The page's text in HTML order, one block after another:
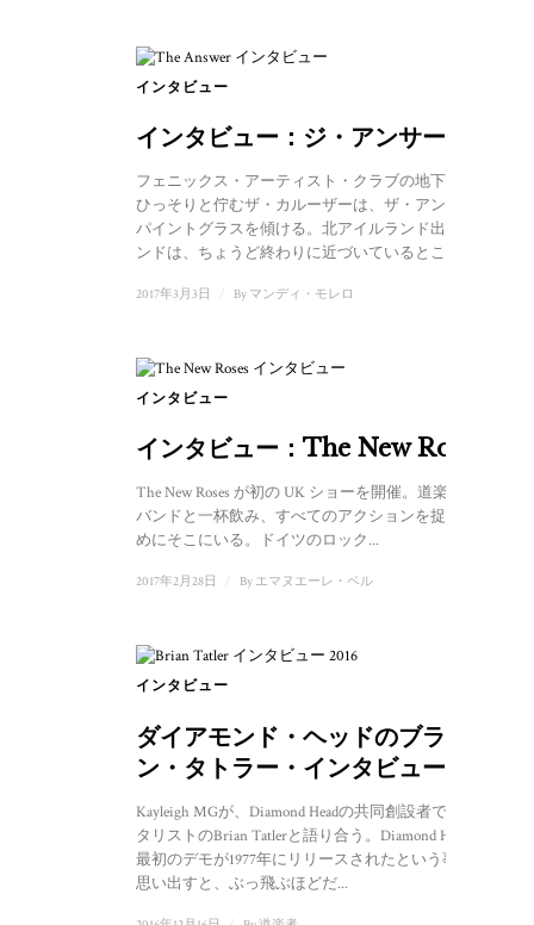
インタビュー
インタビュー：ジ・アンサー
フェニックス・アーティスト・クラブの地下バーに
ひっそりと佇むザ・カルーザーは、ザ・アンサーと
パイントグラスを傾ける。北アイルランド出身のバ
ンドは、ちょうど終わりに近づいているところだ...
2017年3月3日 By マンディ・モレロ
インタビュー
インタビュー：The New Roses
The New Roses が初の UK ショーを開催。道楽者 は
バンドと一杯飲み、すべてのアクションを捉えるた
めにそこにいる。ドイツのロック...
2017年2月28日 By エマヌエーレ・ベル
インタビュー
ダイアモンド・ヘッドのブライア
ン・タトラー・インタビュー
Kayleigh MGが、Diamond Headの共同創設者でありギ
タリストのBrian Tatlerと語り合う。Diamond Headの
最初のデモが1977年にリリースされたという事実を
思い出すと、ぶっ飛ぶほどだ...